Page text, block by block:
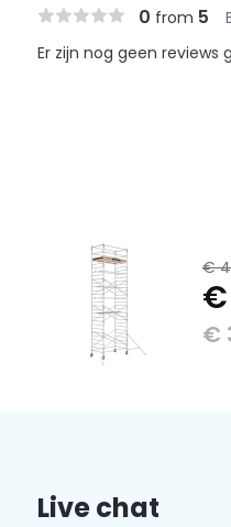
0 from 5
Er zijn nog geen
€
€
Live chat